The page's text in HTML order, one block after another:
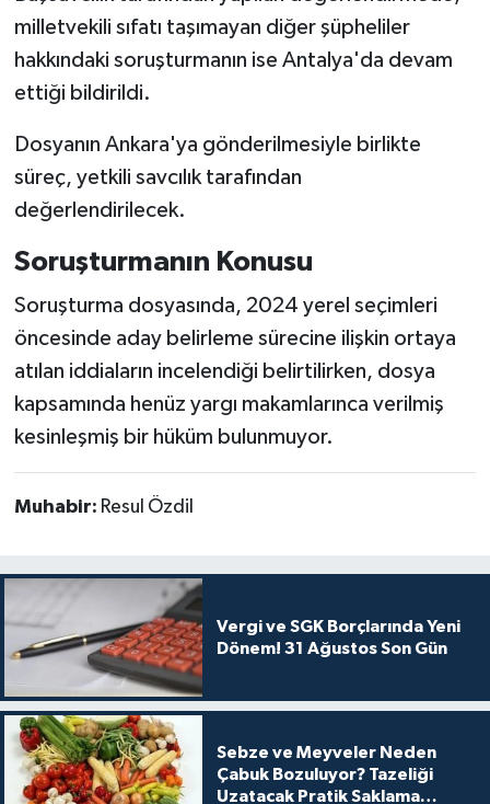
milletvekili sıfatı taşımayan diğer şüpheliler
hakkındaki soruşturmanın ise Antalya'da devam
ettiği bildirildi.
Dosyanın Ankara'ya gönderilmesiyle birlikte
süreç, yetkili savcılık tarafından
değerlendirilecek.
Soruşturmanın Konusu
Soruşturma dosyasında, 2024 yerel seçimleri
öncesinde aday belirleme sürecine ilişkin ortaya
atılan iddiaların incelendiği belirtilirken, dosya
kapsamında henüz yargı makamlarınca verilmiş
kesinleşmiş bir hüküm bulunmuyor.
Muhabir: Resul Özdil
Vergi ve SGK Borçlarında Yeni
Dönem! 31 Ağustos Son Gün
Sebze ve Meyveler Neden
Çabuk Bozuluyor? Tazeliği
Uzatacak Pratik Saklama